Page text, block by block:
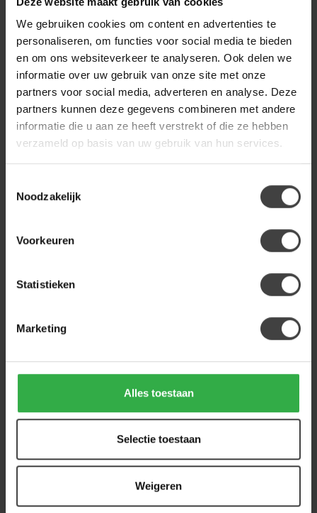
We gebruiken cookies om content en advertenties te
personaliseren, om functies voor social media te bieden
en om ons websiteverkeer te analyseren. Ook delen we
informatie over uw gebruik van onze site met onze
partners voor social media, adverteren en analyse. Deze
partners kunnen deze gegevens combineren met andere
informatie die u aan ze heeft verstrekt of die ze hebben
verzameld op basis van uw gebruik van hun services.
Noodzakelijk
Voorkeuren
Statistieken
Marketing
Alles toestaan
Selectie toestaan
Weigeren
Woood New Gravure Hoge
Kast Met Lade Eiken Blanke €699,00
Woood Basu Dressoir Grenen
Mud [fsc] €829,00
Heb je een vraag over dit product?
op met onze klantenservice
info@dewoonwinkel.nlof+31
224 850 926